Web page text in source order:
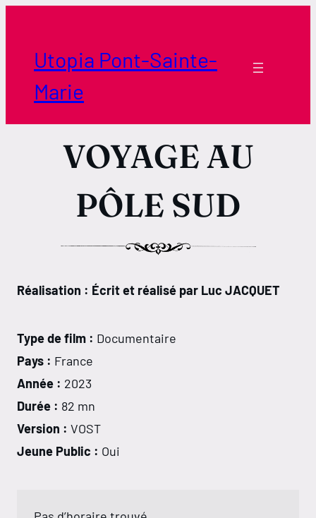
contenuUtopia Pont-Sainte-
Marie
VOYAGE AU
PÔLE SUD
Réalisation : Écrit et réalisé par Luc JACQUET
Type de film : Documentaire
Pays : France
Année : 2023
Durée : 82 mn
Version : VOST
Jeune Public : Oui